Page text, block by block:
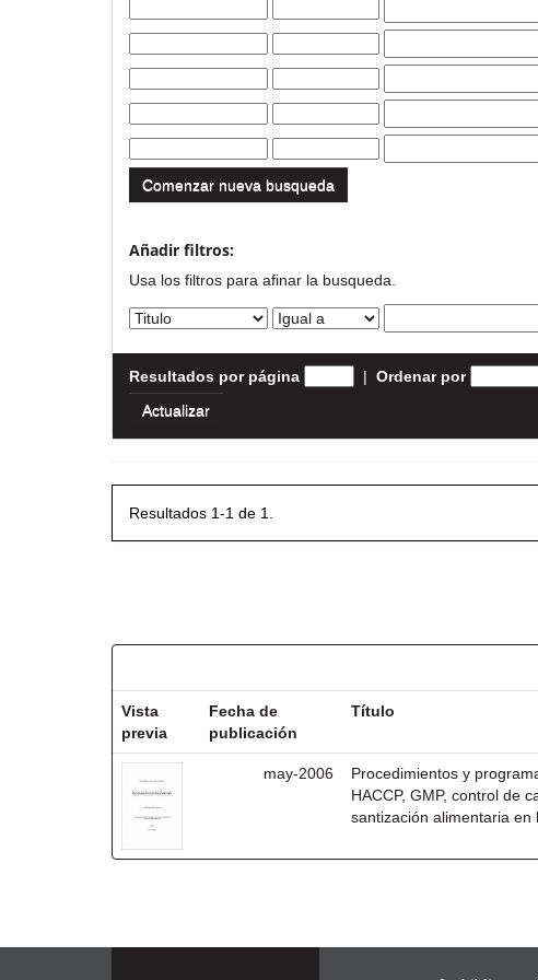
Comenzar nueva busqueda
Añadir filtros:
Usa los filtros para afinar la busqueda.
Resultados por página | Ordenar por
Resultados 1-1 de 1.
Vista
previa
Fecha de
publicación
Título
may-2006
Procedimientos y
HACCP, GMP, control de
santización alimentaria